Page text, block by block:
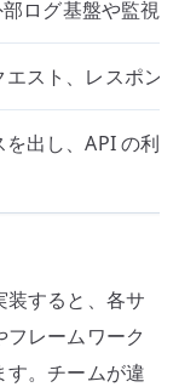
ログ基盤や監視
スト、レスポン
出し、API の利
装すると、各サ
レームワーク
す。チームが違